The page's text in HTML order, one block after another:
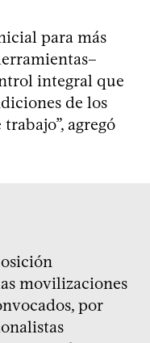
para más
integral que
de los
agregó
movilizaciones
por